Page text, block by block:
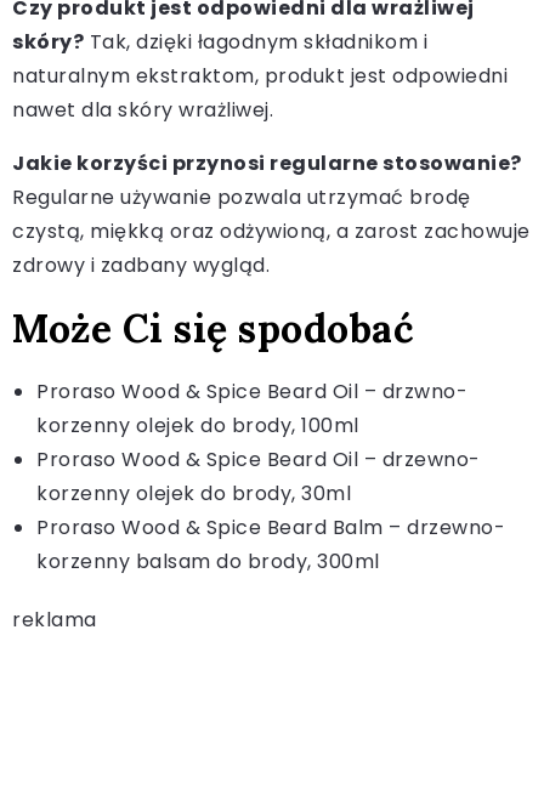
Czy produkt jest odpowiedni dla wrażliwej
skóry? Tak, dzięki łagodnym składnikom i
naturalnym ekstraktom, produkt jest odpowiedni
nawet dla skóry wrażliwej.
Jakie korzyści przynosi regularne stosowanie?
Regularne używanie pozwala utrzymać brodę
czystą, miękką oraz odżywioną, a zarost zachowuje
zdrowy i zadbany wygląd.
Może Ci się spodobać
Proraso Wood & Spice Beard Oil – drzwno-
korzenny olejek do brody, 100ml
Proraso Wood & Spice Beard Oil – drzewno-
korzenny olejek do brody, 30ml
Proraso Wood & Spice Beard Balm – drzewno-
korzenny balsam do brody, 300ml
reklama